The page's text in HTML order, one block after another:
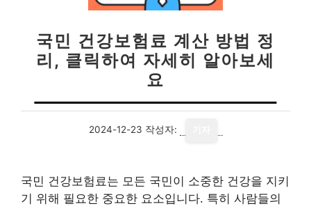
국민 건강보험료 계산 방법 정
리, 클릭하여 자세히 알아보세
요
2024-12-23 작성자:
국민 건강보험료는 모든 국민이 소중한 건강을 지키
기 위해 필요한 중요한 요소입니다. 특히 사람들의